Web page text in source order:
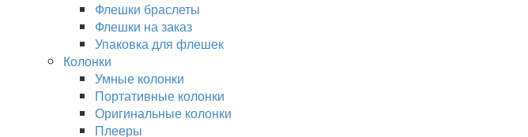
Флешки браслеты
Флешки на заказ
Упаковка для флешек
Колонки
Умные колонки
Портативные колонки
Оригинальные колонки
Плееры